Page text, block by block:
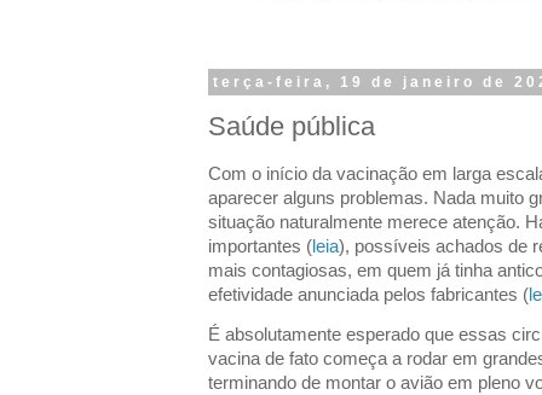
terça-feira, 19 de janeiro de
Saúde pública
Com o início da vacinação em larga
aparecer alguns problemas. Nada muito
situação naturalmente merece atenção.
importantes (leia), possíveis achados de
mais contagiosas, em quem já tinha
efetividade anunciada pelos fabricantes (
É absolutamente esperado que essas
vacina de fato começa a rodar em
terminando de montar o avião em pleno